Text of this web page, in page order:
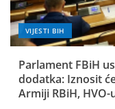
VIJESTI BIH
Parlament FBiH
dodatka: Iznosit
Armiji RBiH, HVO-